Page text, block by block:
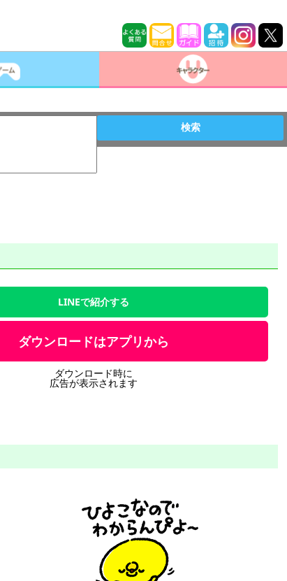
検索
LINEで紹介する
ダウンロードはアプリから
ダウンロード時に
広告が表示されます